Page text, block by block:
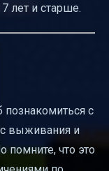
лет и старше.
познакомиться с
выживания и
помните, что это